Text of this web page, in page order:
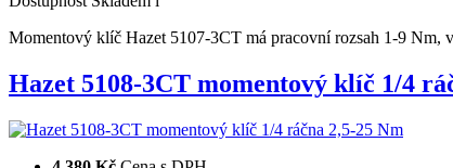
Momentový klíč Hazet 5107-3CT má pracovní rozsah 1-9
Hazet 5108-3CT momentový klíč 1/4